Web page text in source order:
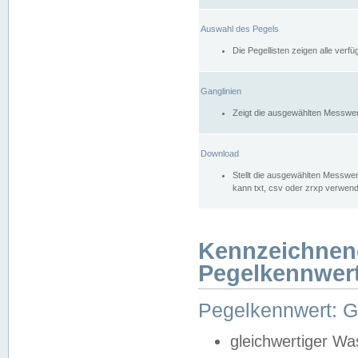
Auswahl des Pegels
Die Pegellisten zeigen alle
Ganglinien
Zeigt die ausgewählten
Download
Stellt die ausgewählten
kann txt, csv oder zrxp
Pegelkennwert:
gleichwertiger